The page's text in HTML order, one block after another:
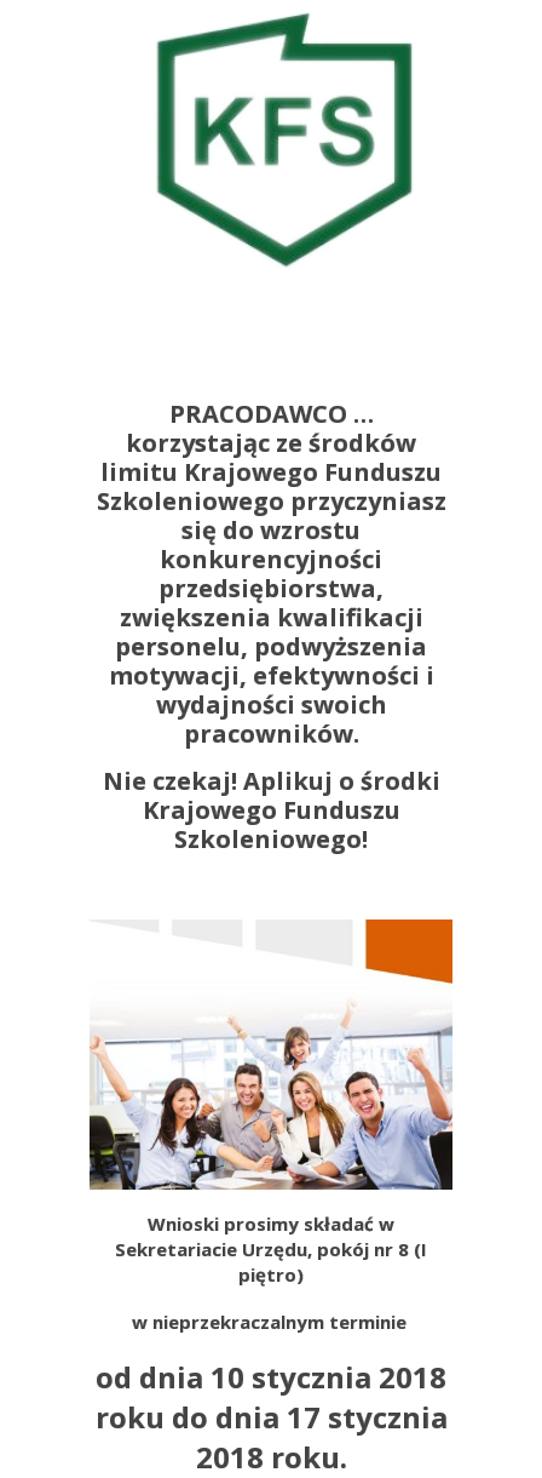
PRACODAWCO …
korzystając ze środków
limitu Krajowego Funduszu
Szkoleniowego przyczyniasz
się do wzrostu
konkurencyjności
przedsiębiorstwa,
zwiększenia kwalifikacji
personelu, podwyższenia
motywacji, efektywności i
wydajności swoich
pracowników.
Nie czekaj! Aplikuj o środki
Krajowego Funduszu
Szkoleniowego!
Wnioski prosimy składać w
Sekretariacie Urzędu, pokój nr 8 (I
piętro)
w nieprzekraczalnym terminie
od dnia 10 stycznia 2018
roku do dnia 17 stycznia
2018 roku.